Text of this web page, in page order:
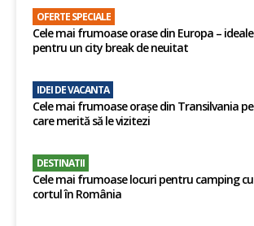
OFERTE SPECIALE
Cele mai frumoase orase din Europa – ideale
pentru un city break de neuitat
IDEI DE VACANTA
Cele mai frumoase orașe din Transilvania pe
care merită să le vizitezi
DESTINATII
Cele mai frumoase locuri pentru camping cu
cortul în România